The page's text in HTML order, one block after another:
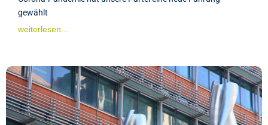
gewählt
weiterlesen...